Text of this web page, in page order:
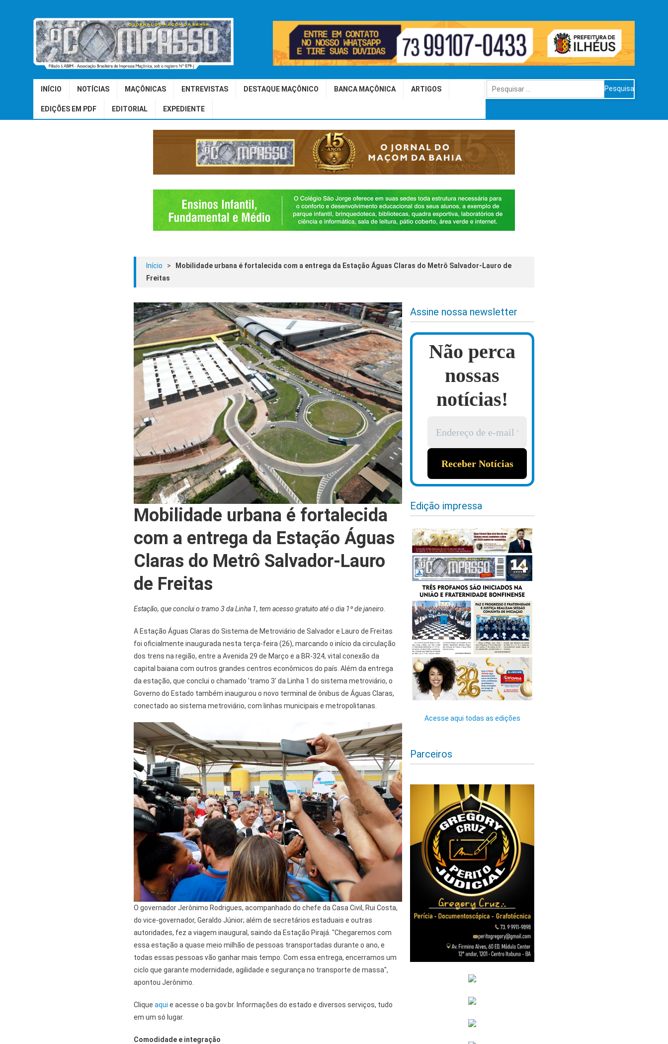
INÍCIO NOTÍCIAS MAÇÔNICAS ENTREVISTAS DESTAQUE MAÇÔNICO BANCA MAÇÔNICA ARTIGOS
EDIÇÕES EM PDF EDITORIAL EXPEDIENTE
Pesquisar
por:
Início >
Mobilidade urbana é fortalecida com a entrega da Estação Águas Claras do Metrô Salvador-Lauro de
Freitas
Mobilidade urbana é fortalecida
com a entrega da Estação Águas
Claras do Metrô Salvador-Lauro
de Freitas
Estação, que conclui o tramo 3 da Linha 1, tem acesso gratuito até o dia 1º de janeiro.
A Estação Águas Claras do Sistema de Metroviário de Salvador e Lauro de Freitas
foi oficialmente inaugurada nesta terça-feira (26), marcando o início da circulação
dos trens na região, entre a Avenida 29 de Março e a BR-324, vital conexão da
capital baiana com outros grandes centros econômicos do país. Além da entrega
da estação, que conclui o chamado 'tramo 3' da Linha 1 do sistema metroviário, o
Governo do Estado também inaugurou o novo terminal de ônibus de Águas Claras,
conectado ao sistema metroviário, com linhas municipais e metropolitanas.
O governador Jerônimo Rodrigues, acompanhado do chefe da Casa Civil, Rui Costa,
do vice-governador, Geraldo Júnior; além de secretários estaduais e outras
autoridades, fez a viagem inaugural, saindo da Estação Pirajá. "Chegaremos com
essa estação a quase meio milhão de pessoas transportadas durante o ano, e
todas essas pessoas vão ganhar mais tempo. Com essa entrega, encerramos um
ciclo que garante modernidade, agilidade e segurança no transporte de massa",
apontou Jerônimo.
Clique aqui e acesse o ba.gov.br. Informações do estado e diversos serviços, tudo
em um só lugar.
Comodidade e integração
Assine nossa newsletter
Não perca
nossas
notícias!
Edição impressa
Acesse aqui todas as edições
Parceiros